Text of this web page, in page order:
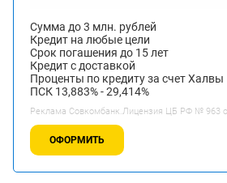
Сумма до 3 млн. рублей
Кредит на любые цели
Срок погашения до 15 лет
Кредит с доставкой
Проценты по кредиту за счет Халвы
ПСК 13,883% - 29,414%
Реклама Совкомбанк.Лицензия ЦБ РФ № 963
ОФОРМИТЬ